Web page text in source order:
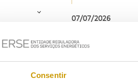
Consentir
07/07/2026